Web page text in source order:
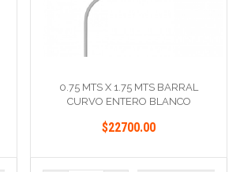
0.75 MTS X 1.75 MTS BARRAL
CURVO ENTERO BLANCO
$22700.00